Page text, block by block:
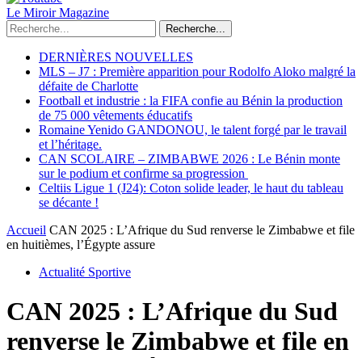
Le Miroir Magazine
Recherche...
DERNIÈRES NOUVELLES
MLS – J7 : Première apparition pour Rodolfo Aloko malgré la
défaite de Charlotte
Football et industrie : la FIFA confie au Bénin la production
de 75 000 vêtements éducatifs
Romaine Yenido GANDONOU, le talent forgé par le travail
et l’héritage.
CAN SCOLAIRE – ZIMBABWE 2026 : Le Bénin monte
sur le podium et confirme sa progression
Celtiis Ligue 1 (J24): Coton solide leader, le haut du tableau
se décante !
Accueil ‎CAN 2025 : L’Afrique du Sud renverse le Zimbabwe et file
en huitièmes, l’Égypte assure
Actualité Sportive
‎CAN 2025 : L’Afrique du Sud
renverse le Zimbabwe et file en